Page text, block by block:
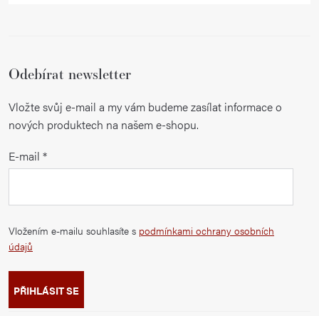
Odebírat newsletter
Vložte svůj e-mail a my vám budeme zasílat informace o
nových produktech na našem e-shopu.
E-mail
Vložením e-mailu souhlasíte s podmínkami ochrany osobních
údajů
PŘIHLÁSIT SE